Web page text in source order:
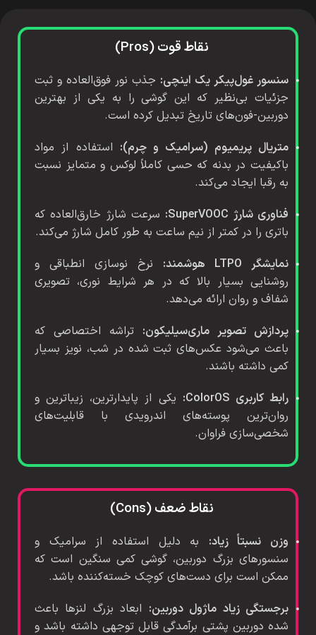
نقاط قوت (Pros)
سنسور غول‌پیکر یک اینچی: جذب نور فوق‌العاده و ثبت
جزئیات بی‌نظیر که این گوشی را به یکی از بهترین
دوربین‌-فون‌های تاریخ تبدیل کرده است.
متریال پریمیوم (سرامیک و چرم): استفاده از مواد
باکیفیت در بدنه که حسی کاملاً لوکس و متمایز نسبت
به رقبا ایجاد می‌کند.
فناوری شارژ SuperVOOC:
سرعت شارژ خارق‌العاده که
باتری را در کمتر از نیم ساعت به طور کامل شارژ می‌کند.
نمایشگر LTPO هوشمند:
نرخ نوسازی انطباقی و
روشنایی بسیار بالا که در هر شرایط نوری، تصویری
شفاف و روان ارائه می‌دهد.
پردازش تصویر ماری‌سیلیکون: تراشه اختصاصی که
باعث می‌شود عکس‌های ثبت شده در شب، نویز بسیار
کمی داشته باشند.
رابط کاربری ColorOS:
یکی از پایدارترین، زیباترین و
روان‌ترین پوسته‌های اندرویدی با قابلیت‌های
شخصی‌سازی فراوان.
نقاط ضعف (Cons)
وزن نسبتاً زیاد: به دلیل استفاده از سرامیک و
سنسورهای بزرگ دوربین، گوشی کمی سنگین است که
ممکن است برای دست‌های کوچک خسته‌کننده باشد.
برجستگی زیاد ماژول دوربین: ابعاد بزرگ لنزها باعث
شده دوربین پشتی برآمدگی قابل توجهی داشته باشد و